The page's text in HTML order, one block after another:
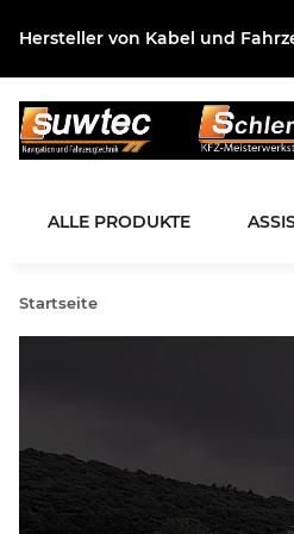
Hersteller von Kabel und
ALLE PRODUKTE
Startseite